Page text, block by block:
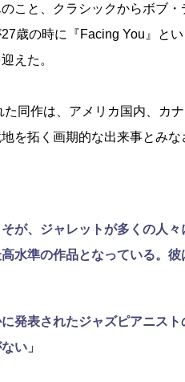
こと、クラシックからボブ
歳の時に『Facing You』と
えた。
た同作は、アメリカ国内、カ
を拓く画期的な出来事とみ
そが、ジャレットが多くの人
水準の作品となっている。
に発表されたジャズピアニス
い」